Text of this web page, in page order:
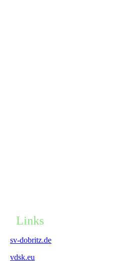
Links
sv-dobritz.de
vdsk.eu